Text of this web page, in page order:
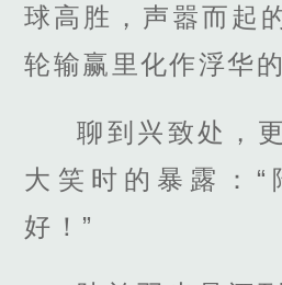
球高胜，声嚣而起
轮输赢里化作浮华的
聊到兴致处，
大笑时的暴露：“
好！”